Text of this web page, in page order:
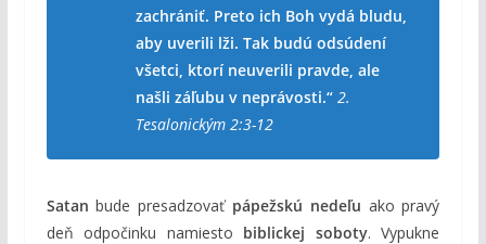
zachrániť. Preto ich Boh vydá bludu,
aby uverili lži. Tak budú odsúdení
všetci, ktorí neuverili pravde, ale
našli záľubu v neprávosti.“ 2.
Tesalonickým 2:3-12
Satan bude presadzovať pápežskú nedeľu ako pravý
deň odpočinku namiesto biblickej soboty. Vypukne